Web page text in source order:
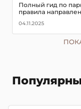
Полный гид по
правила
€300 и как их
04.11.2025